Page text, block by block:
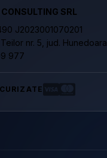
SRL
J2023001070201
nr. 5, jud. Hunedoara
977